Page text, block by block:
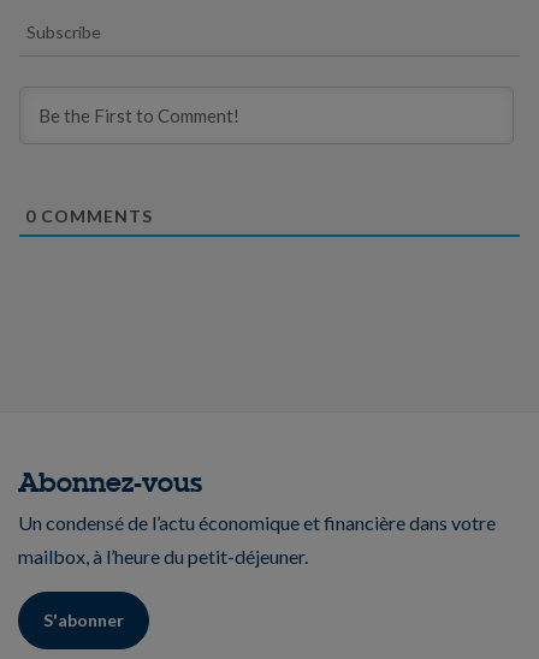
Subscribe
0 COMMENTS
Abonnez-vous
Un condensé de l’actu économique et financière dans votre
mailbox, à l’heure du petit-déjeuner.
S'abonner